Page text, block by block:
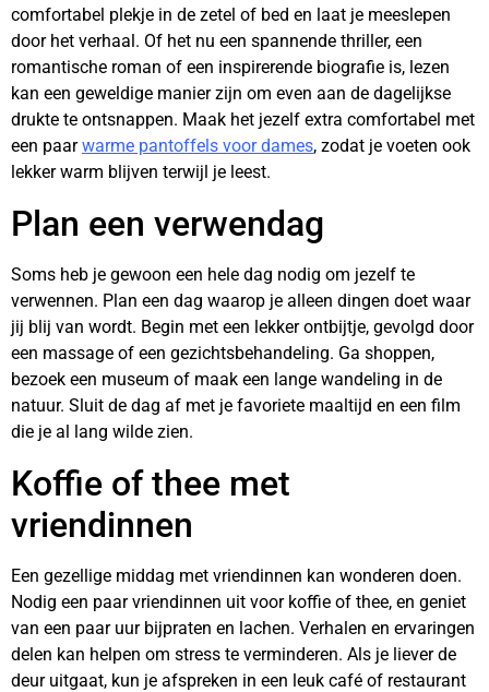
comfortabel plekje in de zetel of bed en laat je meeslepen
door het verhaal. Of het nu een spannende thriller, een
romantische roman of een inspirerende biografie is, lezen
kan een geweldige manier zijn om even aan de dagelijkse
drukte te ontsnappen. Maak het jezelf extra comfortabel met
een paarwarme pantoffels voor dames, zodat je voeten ook
lekker warm blijven terwijl je leest.
Plan een verwendag
Soms heb je gewoon een hele dag nodig om jezelf te
verwennen. Plan een dag waarop je alleen dingen doet waar
jij blij van wordt. Begin met een lekker ontbijtje, gevolgd door
een massage of een gezichtsbehandeling. Ga shoppen,
bezoek een museum of maak een lange wandeling in de
natuur. Sluit de dag af met je favoriete maaltijd en een film
die je al lang wilde zien.
Koffie of thee met
vriendinnen
Een gezellige middag met vriendinnen kan wonderen doen.
Nodig een paar vriendinnen uit voor koffie of thee, en geniet
van een paar uur bijpraten en lachen. Verhalen en ervaringen
delen kan helpen om stress te verminderen. Als je liever de
deur uitgaat, kun je afspreken in een leuk café of restaurant